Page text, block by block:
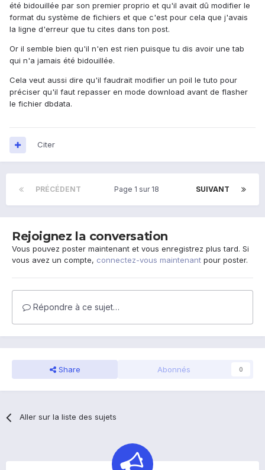
été bidouillée par son premier proprio et qu'il avait dû modifier le
format du système de fichiers et que c'est pour cela que j'avais
la ligne d'erreur que tu cites dans ton post.
Or il semble bien qu'il n'en est rien puisque tu dis avoir une tab
qui n'a jamais été bidouillée.
Cela veut aussi dire qu'il faudrait modifier un poil le tuto pour
préciser qu'il faut repasser en mode download avant de flasher
le fichier dbdata.
Citer
PRÉCÉDENT SUIVANT
Page 1 sur 18
Rejoignez la conversation
Vous pouvez poster maintenant et vous enregistrez plus tard. Si
vous avez un compte, connectez-vous maintenant pour poster.
Répondre à ce sujet…
Share Abonnés 0
Aller sur la liste des sujets